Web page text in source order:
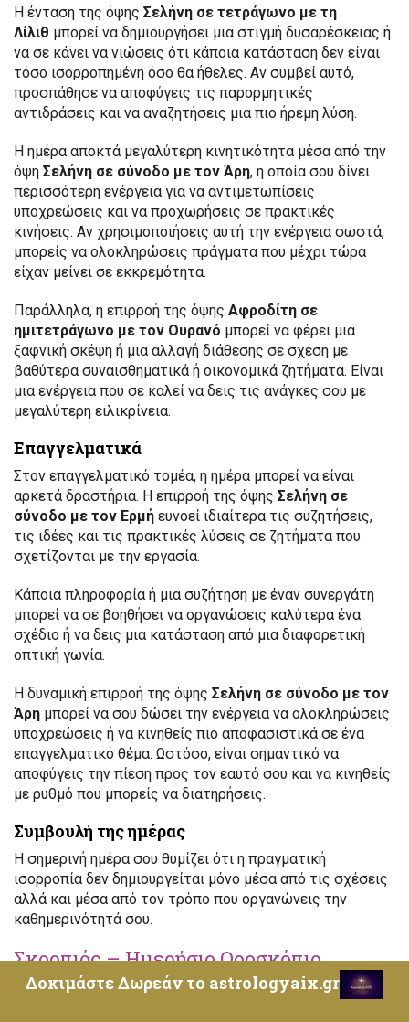
Η ένταση της όψης Σελήνη σε τετράγωνο με τη
Λίλιθ μπορεί να δημιουργήσει μια στιγμή δυσαρέσκειας ή
να σε κάνει να νιώσεις ότι κάποια κατάσταση δεν είναι
τόσο ισορροπημένη όσο θα ήθελες. Αν συμβεί αυτό,
προσπάθησε να αποφύγεις τις παρορμητικές
αντιδράσεις και να αναζητήσεις μια πιο ήρεμη λύση.
Η ημέρα αποκτά μεγαλύτερη κινητικότητα μέσα από την
όψη Σελήνη σε σύνοδο με τον Άρη, η οποία σου δίνει
περισσότερη ενέργεια για να αντιμετωπίσεις
υποχρεώσεις και να προχωρήσεις σε πρακτικές
κινήσεις. Αν χρησιμοποιήσεις αυτή την ενέργεια σωστά,
μπορείς να ολοκληρώσεις πράγματα που μέχρι τώρα
είχαν μείνει σε εκκρεμότητα.
Παράλληλα, η επιρροή της όψης Αφροδίτη σε
ημιτετράγωνο με τον Ουρανό μπορεί να φέρει μια
ξαφνική σκέψη ή μια αλλαγή διάθεσης σε σχέση με
βαθύτερα συναισθηματικά ή οικονομικά ζητήματα. Είναι
μια ενέργεια που σε καλεί να δεις τις ανάγκες σου με
μεγαλύτερη ειλικρίνεια.
Επαγγελματικά
Στον επαγγελματικό τομέα, η ημέρα μπορεί να είναι
αρκετά δραστήρια. Η επιρροή της όψης Σελήνη σε
σύνοδο με τον Ερμή ευνοεί ιδιαίτερα τις συζητήσεις,
τις ιδέες και τις πρακτικές λύσεις σε ζητήματα που
σχετίζονται με την εργασία.
Κάποια πληροφορία ή μια συζήτηση με έναν συνεργάτη
μπορεί να σε βοηθήσει να οργανώσεις καλύτερα ένα
σχέδιο ή να δεις μια κατάσταση από μια διαφορετική
οπτική γωνία.
Η δυναμική επιρροή της όψης Σελήνη σε σύνοδο με τον
Άρη μπορεί να σου δώσει την ενέργεια να ολοκληρώσεις
υποχρεώσεις ή να κινηθείς πιο αποφασιστικά σε ένα
επαγγελματικό θέμα. Ωστόσο, είναι σημαντικό να
αποφύγεις την πίεση προς τον εαυτό σου και να κινηθείς
με ρυθμό που μπορείς να διατηρήσεις.
Συμβουλή της ημέρας
Η σημερινή ημέρα σου θυμίζει ότι η πραγματική
ισορροπία δεν δημιουργείται μόνο μέσα από τις σχέσεις
αλλά και μέσα από τον τρόπο που οργανώνεις την
καθημερινότητά σου.
Σκορπιός – Ημερήσιο Ωροσκόπιο
17 Μαρτίου 2026
Δοκιμάστε Δωρεάν το astrologyaix.gr